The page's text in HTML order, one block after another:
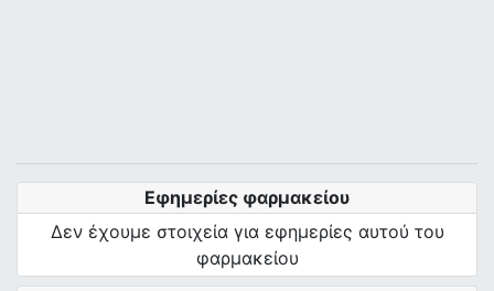
Εφημερίες φαρμακείου
Δεν έχουμε στοιχεία για εφημερίες αυτού του
φαρμακείου